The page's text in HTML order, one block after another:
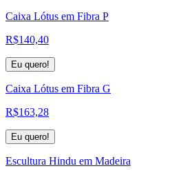
Caixa Lótus em Fibra P
R$140,40
Eu quero!
Caixa Lótus em Fibra G
R$163,28
Eu quero!
Escultura Hindu em Madeira